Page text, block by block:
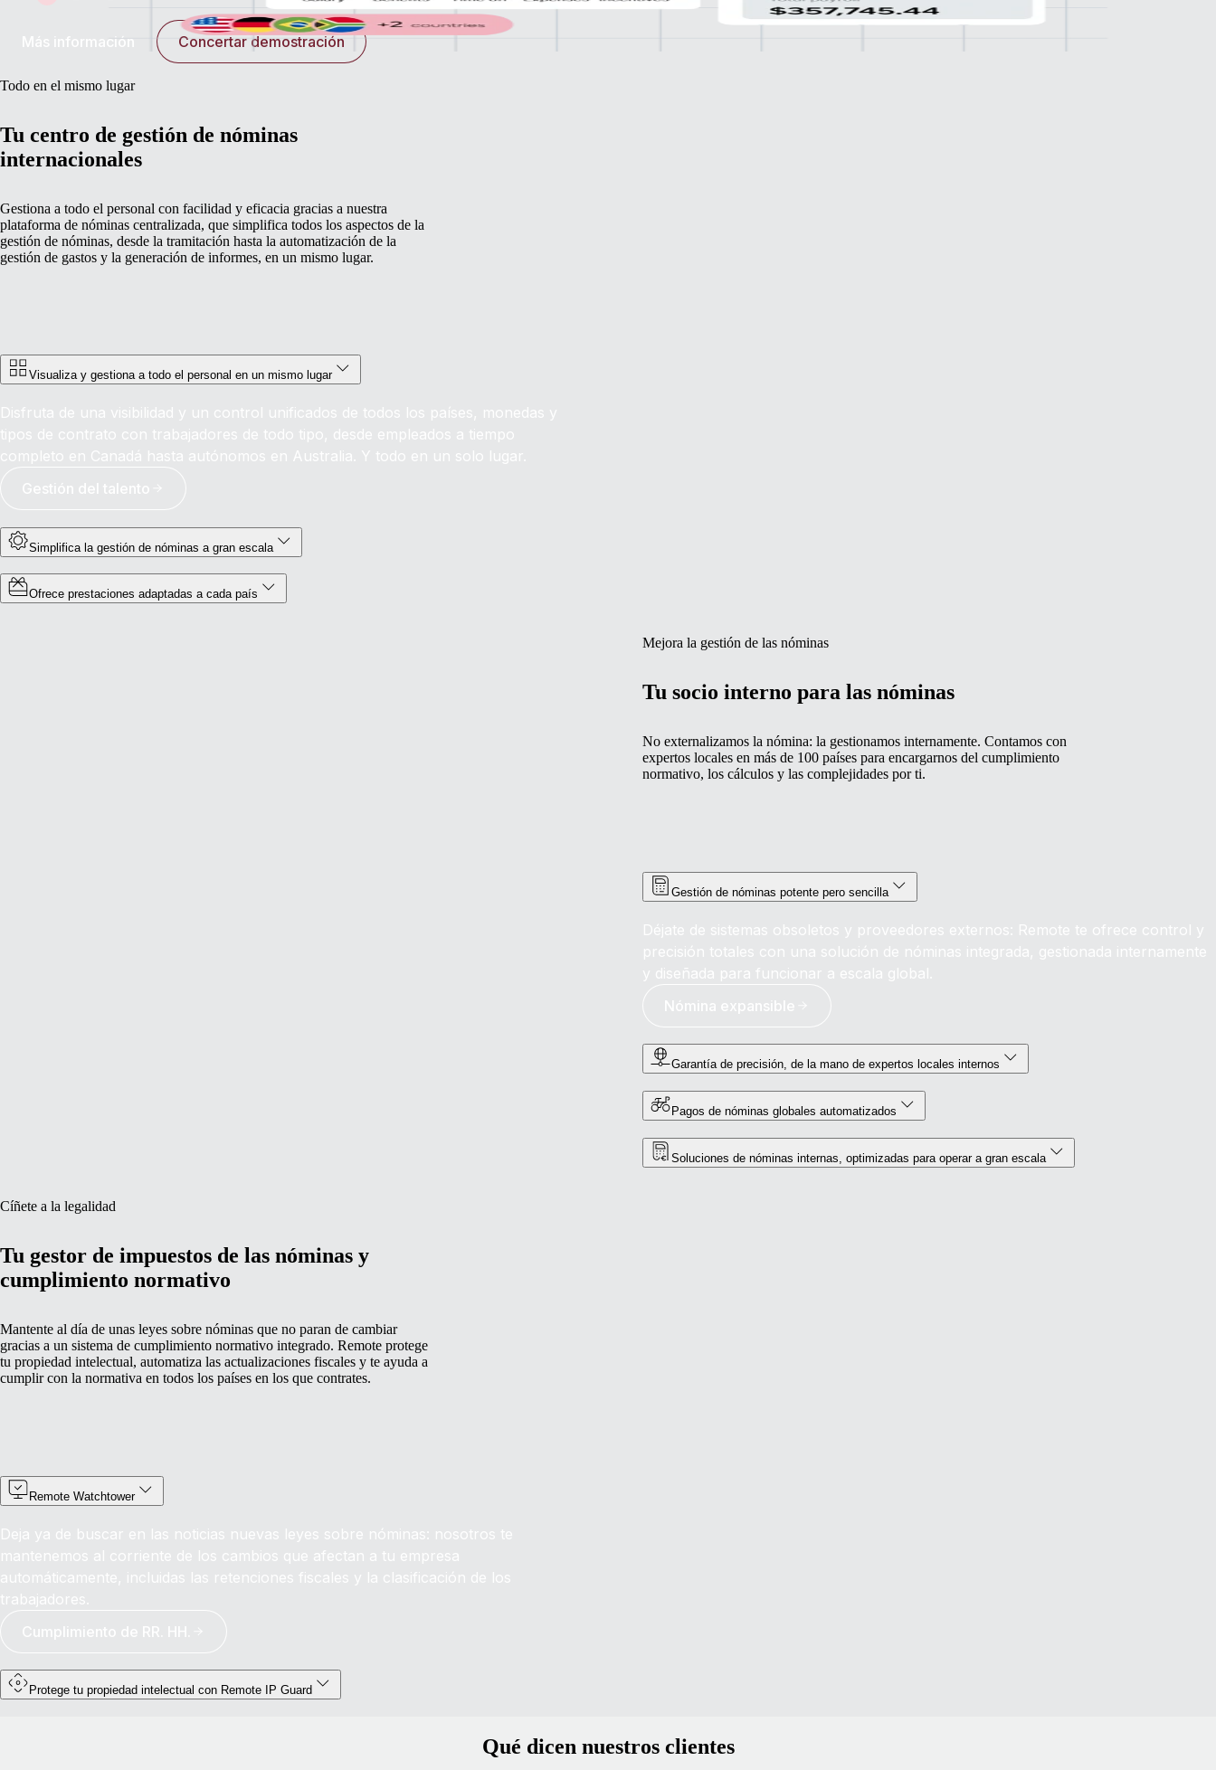
Más información Concertar demostración
Todo en el mismo lugar
Tu centro de gestión de nóminas
internacionales
Gestiona a todo el personal con facilidad y eficacia gracias a nuestra
plataforma de nóminas centralizada, que simplifica todos los aspectos de la
gestión de nóminas, desde la tramitación hasta la automatización de la
gestión de gastos y la generación de informes, en un mismo lugar.
Visualiza y gestiona a todo el personal en un mismo lugar
Disfruta de una visibilidad y un control unificados de todos los países, monedas y
tipos de contrato con trabajadores de todo tipo, desde empleados a tiempo
completo en Canadá hasta autónomos en Australia. Y todo en un solo lugar.
Gestión del talento
Simplifica la gestión de nóminas a gran escala
Ofrece prestaciones adaptadas a cada país
Mejora la gestión de las nóminas
Tu socio interno para las nóminas
No externalizamos la nómina: la gestionamos internamente. Contamos con
expertos locales en más de 100 países para encargarnos del cumplimiento
normativo, los cálculos y las complejidades por ti.
Gestión de nóminas potente pero sencilla
Déjate de sistemas obsoletos y proveedores externos: Remote te ofrece control y
precisión totales con una solución de nóminas integrada, gestionada internamente
y diseñada para funcionar a escala global.
Nómina expansible
Garantía de precisión, de la mano de expertos locales internos
Pagos de nóminas globales automatizados
Soluciones de nóminas internas, optimizadas para operar a gran escala
Cíñete a la legalidad
Tu gestor de impuestos de las nóminas y
cumplimiento normativo
Mantente al día de unas leyes sobre nóminas que no paran de cambiar
gracias a un sistema de cumplimiento normativo integrado. Remote protege
tu propiedad intelectual, automatiza las actualizaciones fiscales y te ayuda a
cumplir con la normativa en todos los países en los que contrates.
Remote Watchtower
Deja ya de buscar en las noticias nuevas leyes sobre nóminas: nosotros te
mantenemos al corriente de los cambios que afectan a tu empresa
automáticamente, incluidas las retenciones fiscales y la clasificación de los
trabajadores.
Cumplimiento de RR. HH.
Protege tu propiedad intelectual con Remote IP Guard
Qué dicen nuestros clientes